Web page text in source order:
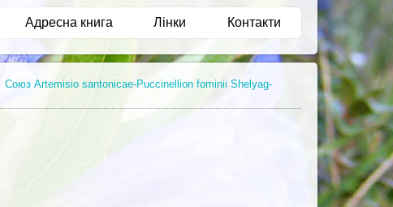
Адресна книга Лінки Контакти
Союз Artemisio santonicae-Puccinellion fominii Shelуag-